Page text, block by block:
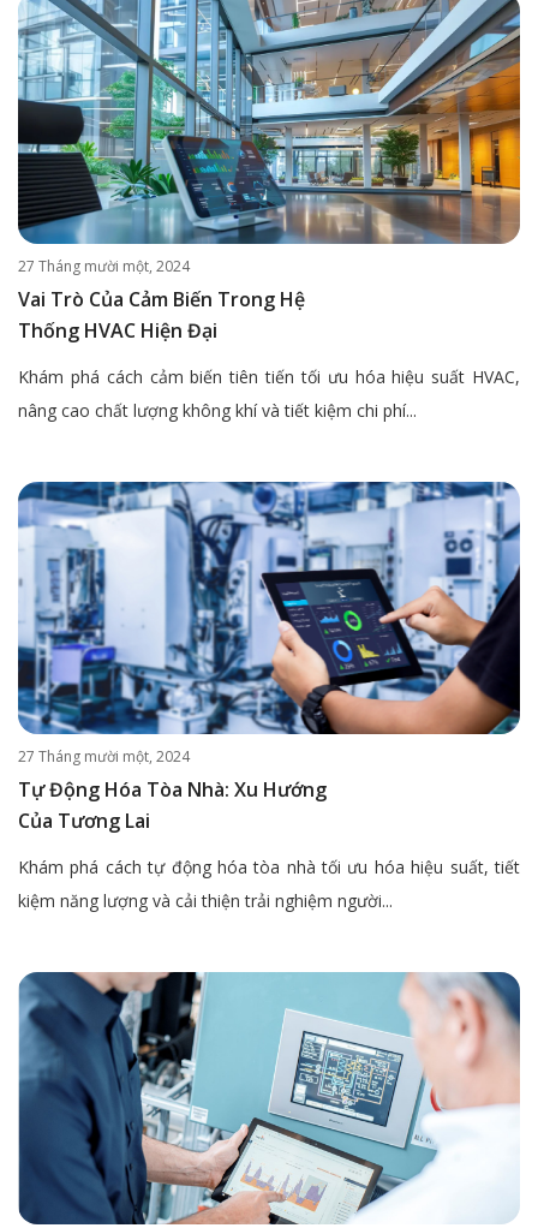
27 Tháng mười một, 2024
Vai Trò Của Cảm Biến Trong Hệ
Thống HVAC Hiện Đại
Khám phá cách cảm biến tiên tiến tối ưu hóa hiệu suất HVAC,
nâng cao chất lượng không khí và tiết kiệm chi phí...
27 Tháng mười một, 2024
Tự Động Hóa Tòa Nhà: Xu Hướng
Của Tương Lai
Khám phá cách tự động hóa tòa nhà tối ưu hóa hiệu suất, tiết
kiệm năng lượng và cải thiện trải nghiệm người...